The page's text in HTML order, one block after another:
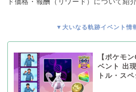
ド価格・報酬（リワード）について紹
▼大いなる軌跡イベント情
【ポケモ
ベント 出
トル・ス